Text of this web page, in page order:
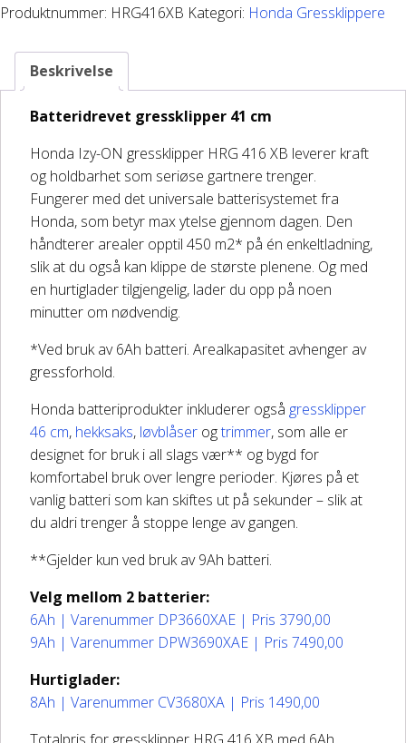
GIVI – Bagasjesystem for MC
XB
Produktnummer: HRG416XB Kategori: Honda Gressklippere
Beskrivelse
Batteridrevet gressklipper 41 cm
Honda Izy-ON gressklipper HRG 416 XB leverer kraft
og holdbarhet som seriøse gartnere trenger.
Fungerer med det universale batterisystemet fra
Honda, som betyr max ytelse gjennom dagen. Den
håndterer arealer opptil 450 m2* på én enkeltladning,
slik at du også kan klippe de største plenene. Og med
en hurtiglader tilgjengelig, lader du opp på noen
minutter om nødvendig.
*Ved bruk av 6Ah batteri. Arealkapasitet avhenger av
gressforhold.
Honda batteriprodukter inkluderer også gressklipper
46 cm, hekksaks, løvblåser ogtrimmer, som alle er
designet for bruk i all slags vær** og bygd for
komfortabel bruk over lengre perioder. Kjøres på et
vanlig batteri som kan skiftes ut på sekunder – slik at
du aldri trenger å stoppe lenge av gangen.
**Gjelder kun ved bruk av 9Ah batteri.
Velg mellom 2 batterier:
6Ah | Varenummer DP3660XAE | Pris 3790,00
9Ah | Varenummer DPW3690XAE | Pris 7490,00
Hurtiglader:
8Ah | Varenummer CV3680XA | Pris 1490,00